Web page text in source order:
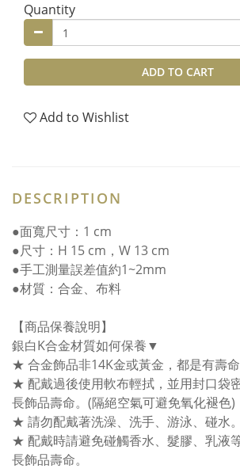
Quantity
ADD TO CART
Add to Wishlist
DESCRIPTION
●面寬尺寸：1 cm
●尺寸：H 15 cm，W 13 cm
●手工測量誤差值約1~2mm
●材質：合金、布料
【商品保養說明】
銀白K合金材質如何保養▼
★ 合金飾品非14K金或黃金，都是有壽命
★ 配戴過後使用軟布輕拭，並用封口袋
長飾品壽命。(隔絕空氣可避免氧化褪色)
★ 請勿配戴著洗澡、洗手、游泳、碰水。
★ 配戴時請避免碰觸香水、髮膠、乳液
長飾品壽命。